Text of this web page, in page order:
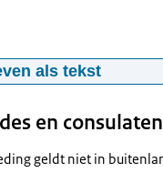
kleding in gebouwen
als tekst
van de overheid, de
kleding die het
omdat hier publieke
en consulaten
geldt niet in